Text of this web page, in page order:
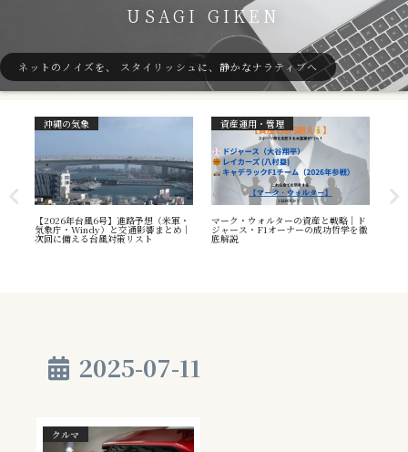
USAGI GIKEN
ネットのノイズを、 スタイリッシュに、静かなナラティブへ
沖縄の気象
【2026年台風6号】進路予想（米軍・
気象庁・Windy）と交通影響まとめ｜
次回に備える台風対策リスト
資産運用・管理
マーク・ウォルターの資産と戦略｜ド
ジャース・F1オーナーの成功哲学を徹
底解説
2025-07-11
クルマ